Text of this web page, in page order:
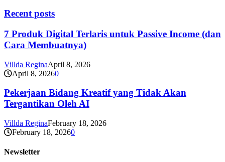
Recent posts
7 Produk Digital Terlaris untuk Passive Income (dan
Cara Membuatnya)
Villda ReginaApril 8, 2026
April 8, 20260
Pekerjaan Bidang Kreatif yang Tidak Akan
Tergantikan Oleh AI
Villda ReginaFebruary 18, 2026
February 18, 20260
Newsletter